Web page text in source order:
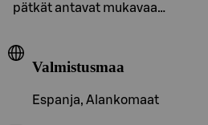
pätkät antavat mukavaa…
Valmistusmaa
Espanja, Alankomaat